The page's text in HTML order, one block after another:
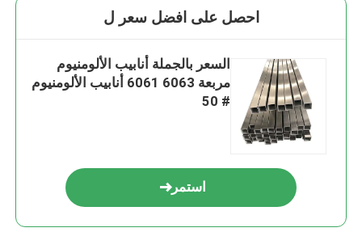
احصل على افضل سعر ل
السعر بالجملة أنابيب الألومنيوم
مربعة 6063 6061 أنابيب الألومنيوم
# 50
استمر